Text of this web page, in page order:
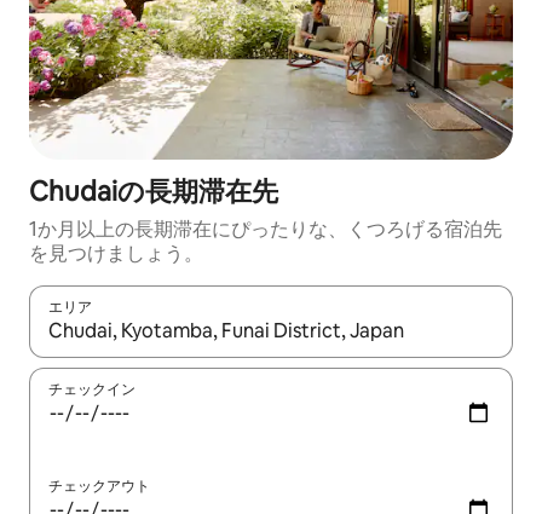
Chudaiの長期滞在先
1か月以上の長期滞在にぴったりな、くつろげる宿泊先
を見つけましょう。
エリア
検索結果が表示されたら、上下の矢印キーを使って移動するか
チェックイン
チェックアウト